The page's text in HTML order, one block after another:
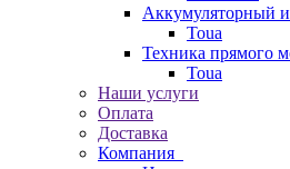
Аккумуляторный
Toua
Техника прямого
Toua
Наши услуги
Оплата
Доставка
Компания